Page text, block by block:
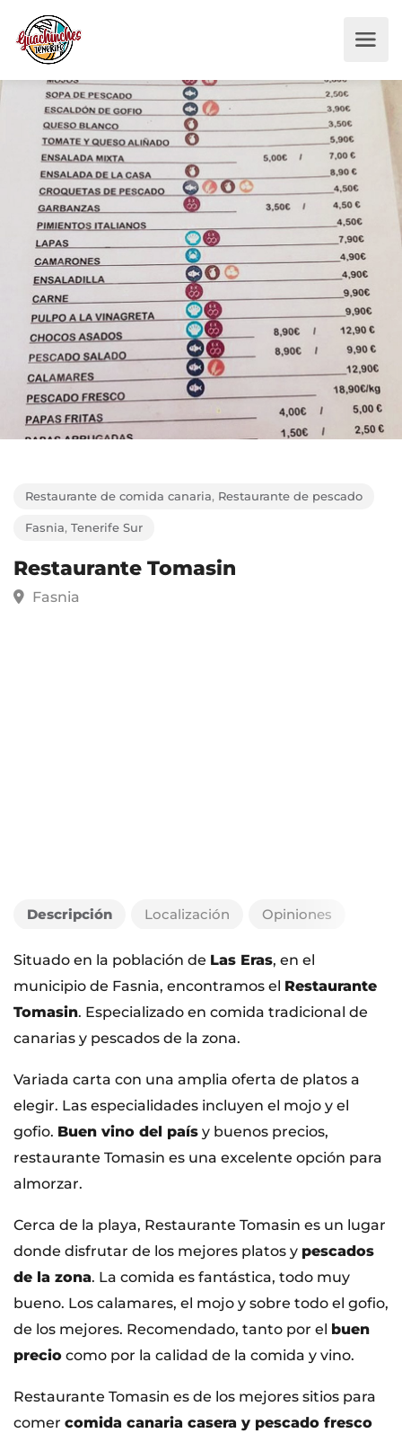
Fasnia,Tenerife Sur
Descripción Localización Opiniones
Situado en la población de Las Eras, en el
municipio de Fasnia, encontramos el Restaurante
Tomasin. Especializado en comida tradicional de
canarias y pescados de la zona.
Variada carta con una amplia oferta de platos a
elegir. Las especialidades incluyen el mojo y el
gofio. Buen vino del país y buenos precios,
restaurante Tomasin es una excelente opción para
almorzar.
Cerca de la playa, Restaurante Tomasin es un lugar
donde disfrutar de los mejores platos y pescados
de la zona. La comida es fantástica, todo muy
bueno. Los calamares, el mojo y sobre todo el gofio,
de los mejores. Recomendado, tanto por el buen
precio como por la calidad de la comida y vino.
Restaurante Tomasin es de los mejores sitios para
comer comida canaria casera y pescado fresco